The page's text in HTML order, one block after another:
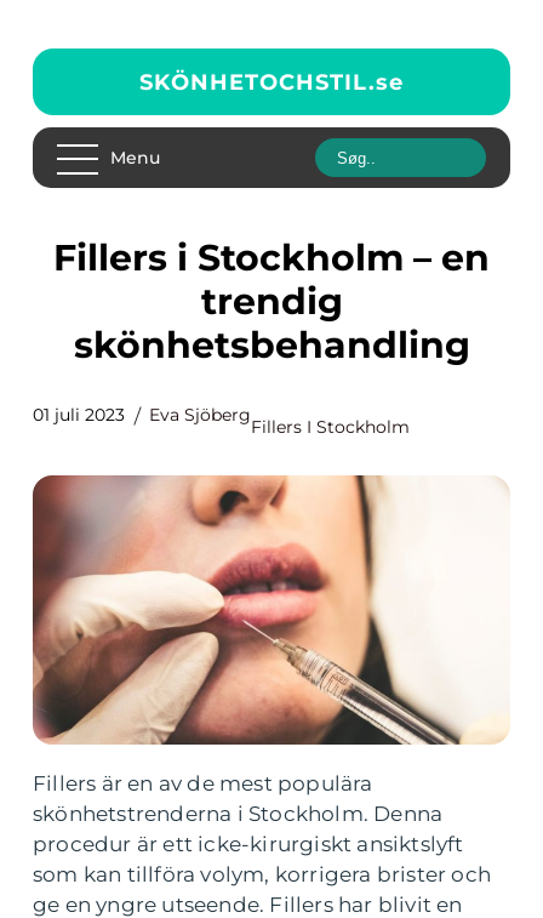
SKÖNHETOCHSTIL.se
Menu
Fillers i Stockholm – en
trendig
skönhetsbehandling
01 juli 2023 Eva Sjöberg
Fillers I Stockholm
Fillers är en av de mest populära
skönhetstrenderna i Stockholm. Denna
procedur är ett icke-kirurgiskt ansiktslyft
som kan tillföra volym, korrigera brister och
ge en yngre utseende. Fillers har blivit en